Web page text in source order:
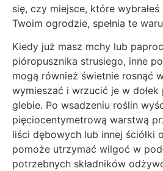
się, czy miejsce, które
Twoim ogrodzie, spełnia te
Kiedy już masz mchy lub
pióropusznika strusiego, inne
mogą również świetnie rosnąć
wymieszać i wrzucić je w
glebie. Po wsadzeniu roślin
pięciocentymetrową warstwą
liści dębowych lub innej ściółki
pomoże utrzymać wilgoć w
potrzebnych składników